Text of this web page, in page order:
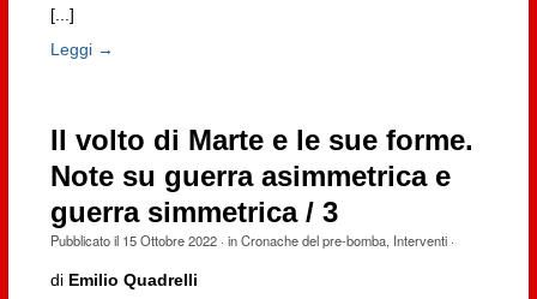
[...]
Leggi →
Il volto di Marte e le sue forme.
Note su guerra asimmetrica e
guerra simmetrica / 3
Pubblicato il 15 Ottobre 2022· inCronache del pre-bomba, Interventi·
di Emilio Quadrelli